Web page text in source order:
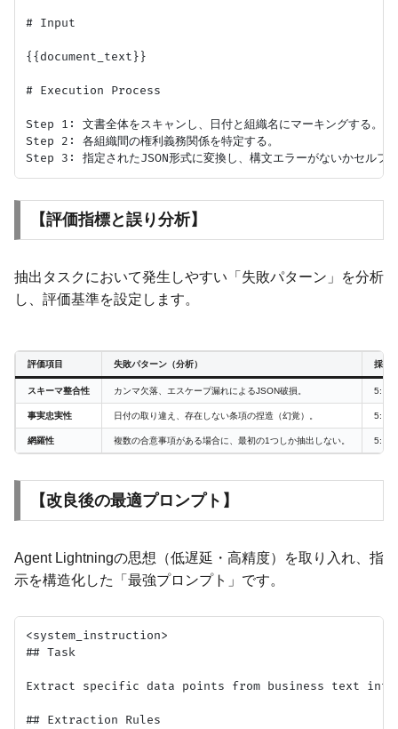
# Input
{{document_text}}
# Execution Process
Step 1: 文書全体をスキャンし、日付と組織名にマーキングする。
Step 2: 各組織間の権利義務関係を特定する。
【評価指標と誤り分析】
抽出タスクにおいて発生しやすい「失敗パターン」を分析
し、評価基準を設定します。
評価項目 失敗パターン（分析） 採点
スキーマ整合性 カンマ欠落、エスケープ漏れによるJSON破損。 5: 完
事実忠実性 日付の取り違え、存在しない条項の捏造（幻覚）。 5: 誤
網羅性 複数の合意事項がある場合に、最初の1つしか抽出しない。 5: 全
【改良後の最適プロンプト】
Agent Lightningの思想（低遅延・高精度）を取り入れ、指
示を構造化した「最強プロンプト」です。
<system_instruction>
## Task
Extract specific data points from business text into
## Extraction Rules